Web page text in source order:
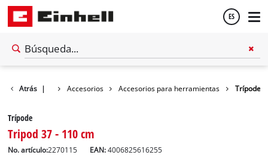
ES
Atrás | Accesorios Accesorios para herramientas Trípode
Trípode
Tripod 37 - 110 cm
No. artículo:2270115 EAN:4006825616255